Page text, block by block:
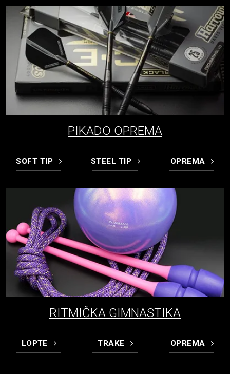
PIKADO OPREMA
SOFT TIP STEEL TIP OPREMA
RITMIČKA GIMNASTIKA
LOPTE TRAKE OPREMA